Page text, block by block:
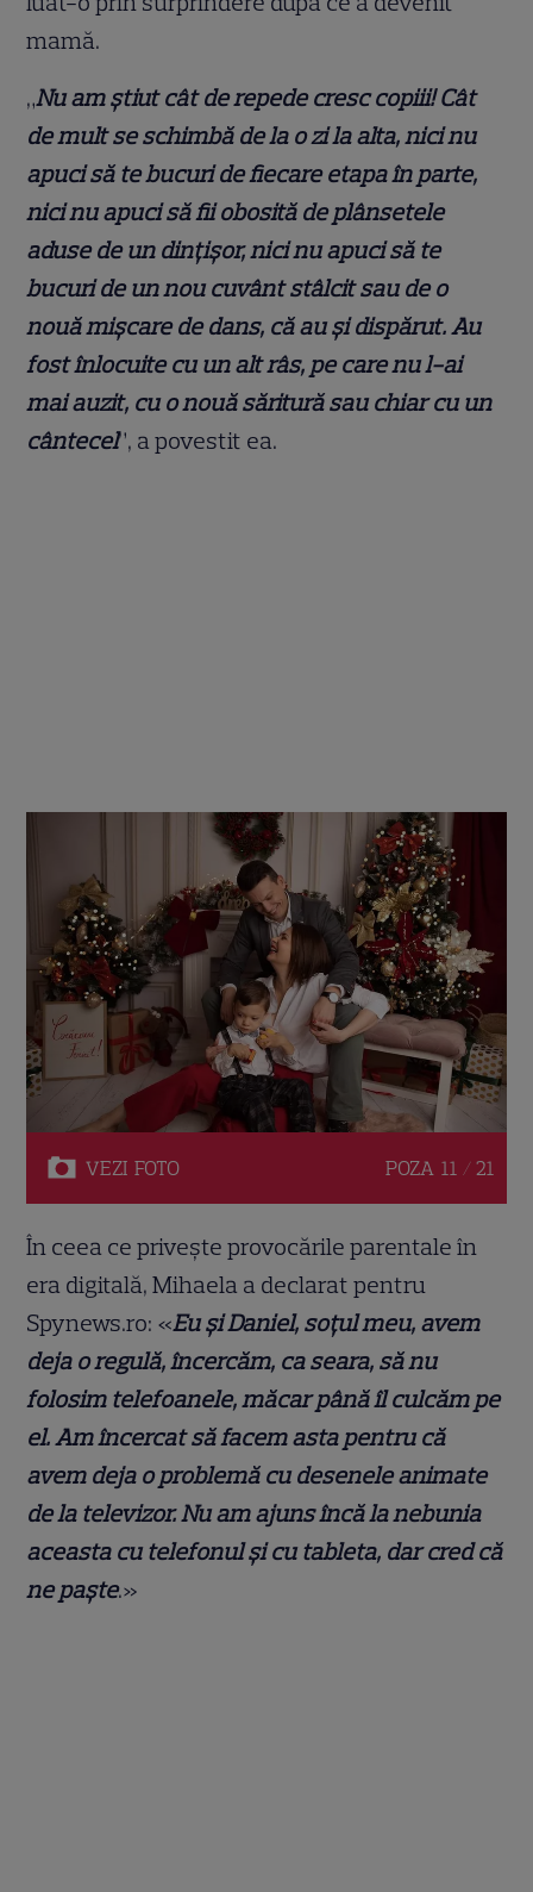
mamă.
„Nu am știut cât de repede cresc copiii! Cât
de mult se schimbă de la o zi la alta, nici nu
apuci să te bucuri de fiecare etapa în parte,
nici nu apuci să fii obosită de plânsetele
aduse de un dințișor, nici nu apuci să te
bucuri de un nou cuvânt stâlcit sau de o
nouă mișcare de dans, că au și dispărut. Au
fost înlocuite cu un alt râs, pe care nu l-ai
mai auzit, cu o nouă săritură sau chiar cu un
cântecel”, a povestit ea.
VEZI FOTO POZA 11 / 21
În ceea ce privește provocările parentale în
era digitală, Mihaela a declarat pentru
Spynews.ro: «Eu și Daniel, soțul meu, avem
deja o regulă, încercăm, ca seara, să nu
folosim telefoanele, măcar până îl culcăm pe
el. Am încercat să facem asta pentru că
avem deja o problemă cu desenele animate
de la televizor. Nu am ajuns încă la nebunia
aceasta cu telefonul și cu tableta, dar cred că
ne paște.»